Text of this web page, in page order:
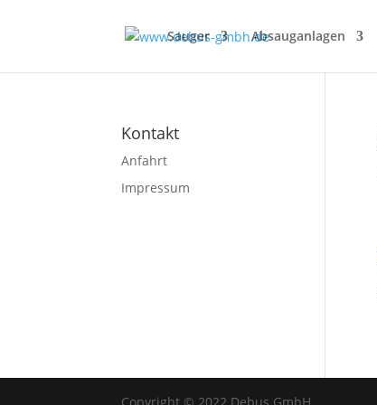
Sauger Absauganlagen
Kontakt
Anfahrt
Impressum